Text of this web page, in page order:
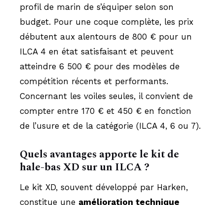
profil de marin de s’équiper selon son
budget. Pour une coque complète, les prix
débutent aux alentours de 800 € pour un
ILCA 4 en état satisfaisant et peuvent
atteindre 6 500 € pour des modèles de
compétition récents et performants.
Concernant les voiles seules, il convient de
compter entre 170 € et 450 € en fonction
de l’usure et de la catégorie (ILCA 4, 6 ou 7).
Quels avantages apporte le kit de
hale-bas XD sur un ILCA ?
Le kit XD, souvent développé par Harken,
constitue une amélioration technique